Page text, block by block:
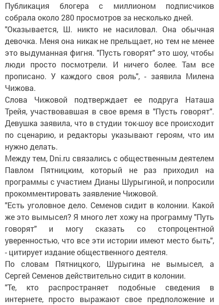
Публикация блогера с миллионом подписчиков
собрала около 280 просмотров за несколько дней.
"Оказывается, Ш. никто не насиловал. Она обычная
девочка. Меня она никак не прельщает, но тем не менее
это выдуманная фигня. "Пусть говорят" это шоу, чтобы
люди просто посмотрели. И ничего более. Там все
прописано. У каждого своя роль", - заявила Милена
Чижова.
Слова Чижовой подтверждает ее подруга Наташа
Трейя, участвовавшая в свое время в "Пусть говорят".
Девушка заявила, что в студии ток-шоу все происходит
по сценарию, и редакторы указывают героям, что им
нужно делать.
Между тем, Dni.ru связались с общественным деятелем
Павлом Пятницким, который не раз приходил на
программы с участием Дианы Шурыгиной, и попросили
прокомментировать заявление Чижовой.
"Есть уголовное дело. Семенов сидит в колонии. Какой
же это вымысел? Я много лет хожу на программу "Путь
говорят" и могу сказать со стопроцентной
уверенностью, что все эти истории имеют место быть",
- цитирует издание общественного деятеля.
По словам Пятницкого, Шурыгина не вымысел, а
Сергей Семенов действительно сидит в колонии.
"Те, кто распространяет подобные сведения в
интернете, просто выражают свое предположение и